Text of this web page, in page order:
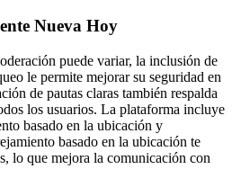
Nueva Hoy
puede variar, la inclusión de
le permite mejorar su seguridad en
de pautas claras también respalda
los usuarios. La plataforma incluye
basado en la ubicación y
basado en la ubicación te
lo que mejora la comunicación con